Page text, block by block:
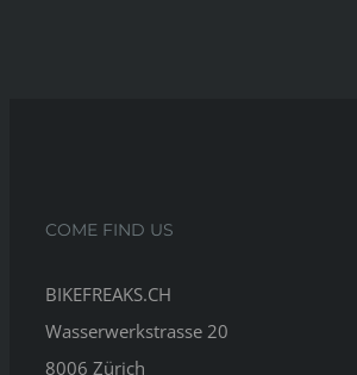
COME FIND US
BIKEFREAKS.CH
Wasserwerkstrasse 20
8006 Zürich